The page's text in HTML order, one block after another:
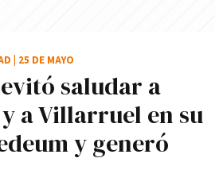
saludar a
a Villarruel en su
y generó
25 DE MAYO